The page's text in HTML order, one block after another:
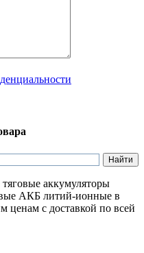
аккумуляторы
АКБ литий-ионные в
с доставкой по всей